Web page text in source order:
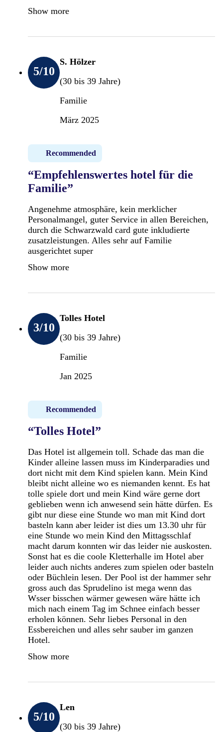
Show more
5/10
S. Hölzer
(30 bis 39 Jahre)
Familie
März 2025
Recommended
“Empfehlenswertes hotel für die
Familie”
Angenehme atmosphäre, kein merklicher
Personalmangel, guter Service in allen Bereichen,
durch die Schwarzwald card gute inkludierte
zusatzleistungen. Alles sehr auf Familie
ausgerichtet super
Show more
3/10
Tolles Hotel
(30 bis 39 Jahre)
Familie
Jan 2025
Recommended
“Tolles Hotel”
Das Hotel ist allgemein toll. Schade das man die
Kinder alleine lassen muss im Kinderparadies und
dort nicht mit dem Kind spielen kann. Mein Kind
bleibt nicht alleine wo es niemanden kennt. Es hat
tolle spiele dort und mein Kind wäre gerne dort
geblieben wenn ich anwesend sein hätte dürfen. Es
gibt nur diese eine Stunde wo man mit Kind dort
basteln kann aber leider ist dies um 13.30 uhr für
eine Stunde wo mein Kind den Mittagsschlaf
macht darum konnten wir das leider nie auskosten.
Sonst hat es die coole Kletterhalle im Hotel aber
leider auch nichts anderes zum spielen oder basteln
oder Büchlein lesen. Der Pool ist der hammer sehr
gross auch das Sprudelino ist mega wenn das
Wsser bisschen wärmer gewesen wäre hätte ich
mich nach einem Tag im Schnee einfach besser
erholen können. Sehr liebes Personal in den
Essbereichen und alles sehr sauber im ganzen
Hotel.
Show more
5/10
Len
(30 bis 39 Jahre)